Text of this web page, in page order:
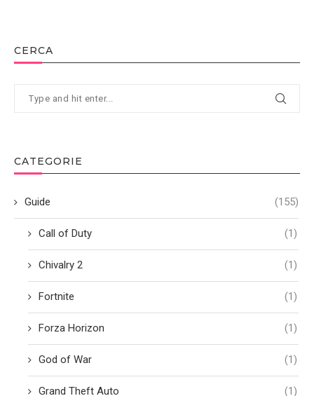
CERCA
CATEGORIE
Guide (155)
Call of Duty (1)
Chivalry 2 (1)
Fortnite (1)
Forza Horizon (1)
God of War (1)
Grand Theft Auto (1)